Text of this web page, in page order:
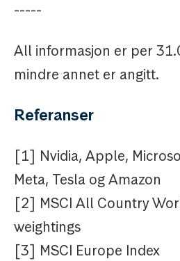
-----
All informasjon er per
mindre annet er angitt.
Referanser
[1] Nvidia, Apple,
Meta, Tesla og Amazon
[2] MSCI All Country
weightings
[3] MSCI Europe Index